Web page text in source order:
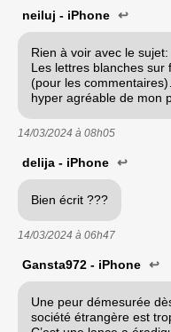
neiluj - iPhone ↩
Rien à voir avec le sujet:
Les lettres blanches sur
(pour les
hyper agréable de mon
14/03/2024 à 08h05
delija - iPhone ↩
Bien écrit ???
14/03/2024 à 06h47
Gansta972 - iPhone ↩
Une peur démesurée
société étrangère est